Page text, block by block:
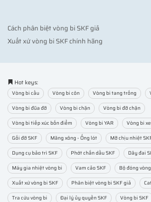
Cách phân biệt vòng bi SKF giả
Xuất xứ vòng bi SKF chính hãng
Hot keys:
Vòng bi cầu Vòng bi côn Vòng bi tang trống
Vòng bi đũa đỡ
Vòng bi chặn
Vòng bi đỡ chặn
Vòng bi tiếp xúc bốn điểm
Vòng bi YAR Vòng bi
Gối đỡ SKF
Măng xông - Ống lót
Mỡ chịu nhiệt
Dụng cụ bảo trì SKF
Phớt chắn dầu SKF Dây đai
Máy gia nhiệt vòng bi
Vam cảo SKF
Bộ đóng
Xuất xứ vòng bi SKF
Phân biệt vòng bi SKF giả
Tra cứu vòng bi
Đại lý ủy quyền SKF
Vòng bi SKF